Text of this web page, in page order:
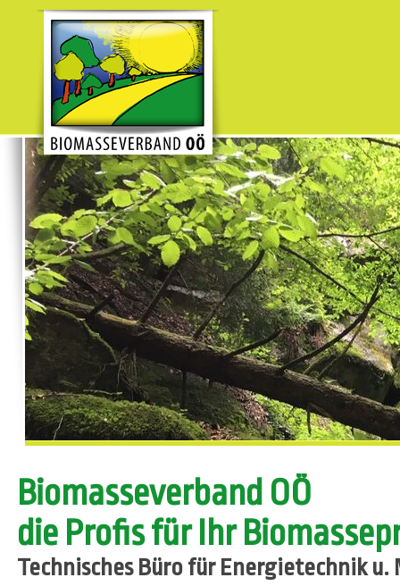
Biomasseverband OÖ
die Profis für Ihr
Technisches Büro für Energietechnik u.